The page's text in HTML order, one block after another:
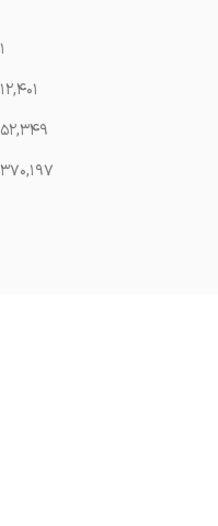
۱
۱۲,۴۰۱
۵۲,۳۴۹
۳۷۰,۱۹۷